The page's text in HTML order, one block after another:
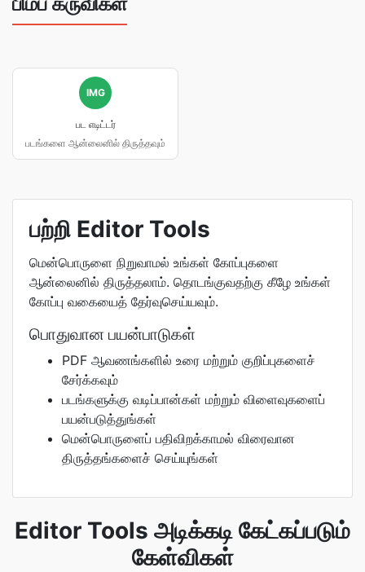
IMG
பட எடிட்டர்
படங்களை ஆன்லைனில் திருத்தவும்
பற்றி Editor Tools
மென்பொருளை நிறுவாமல் உங்கள் கோப்புகளை
ஆன்லைனில் திருத்தலாம். தொடங்குவதற்கு கீழே உங்கள்
கோப்பு வகையைத் தேர்வுசெய்யவும்.
பொதுவான பயன்பாடுகள்
PDF ஆவணங்களில் உரை மற்றும் குறிப்புகளைச்
சேர்க்கவும்
படங்களுக்கு வடிப்பான்கள் மற்றும் விளைவுகளைப்
பயன்படுத்துங்கள்
மென்பொருளைப் பதிவிறக்காமல் விரைவான
திருத்தங்களைச் செய்யுங்கள்
Editor Tools அடிக்கடி கேட்கப்படும்
கேள்விகள்